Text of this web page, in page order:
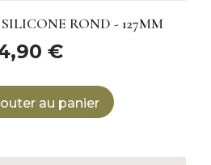
ROND - 127MM
€
au panier